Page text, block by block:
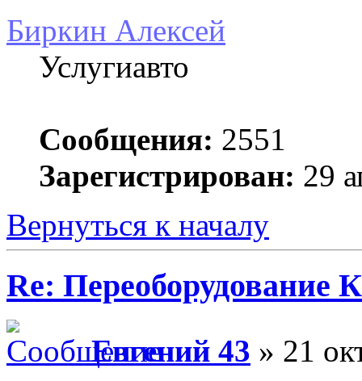
Биркин Алексей
Услугиавто
Сообщения: 2551
Зарегистрирован: 29
Вернуться к началу
Re: Переоборудование
Евгений 43 » 21